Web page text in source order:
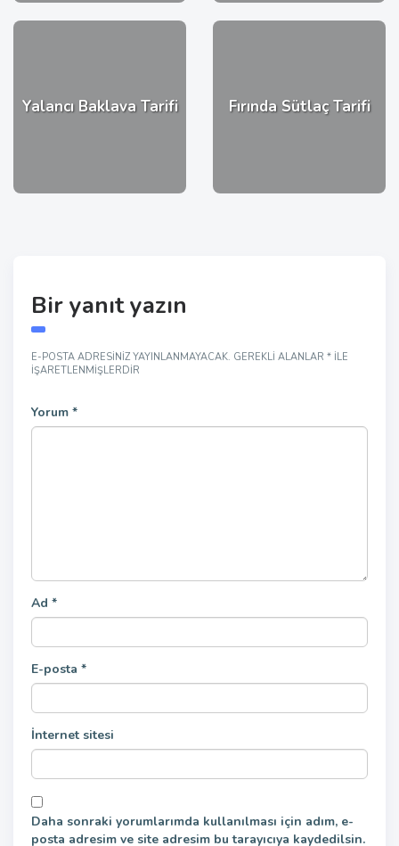
Yalancı Baklava Tarifi Fırında Sütlaç Tarifi
Bir yanıt yazın
E-POSTA ADRESINIZ YAYINLANMAYACAK. GEREKLI ALANLAR * ILE
IŞARETLENMIŞLERDIR
Yorum *
Ad *
E-posta *
İnternet sitesi
Daha sonraki yorumlarımda kullanılması için adım, e-
posta adresim ve site adresim bu tarayıcıya kaydedilsin.